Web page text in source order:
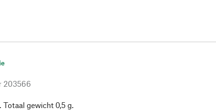
203566
Totaal gewicht 0,5 g.